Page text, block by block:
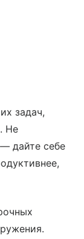
задач,
Не
дайте себе